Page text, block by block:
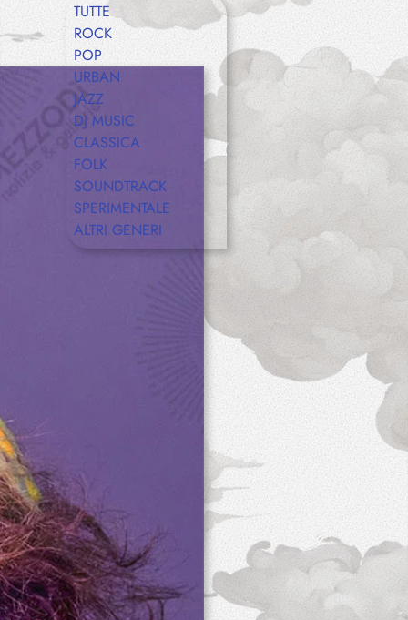
TUTTE
ROCK
POP
URBAN
JAZZ
DJ MUSIC
CLASSICA
FOLK
SOUNDTRACK
SPERIMENTALE
ALTRI GENERI